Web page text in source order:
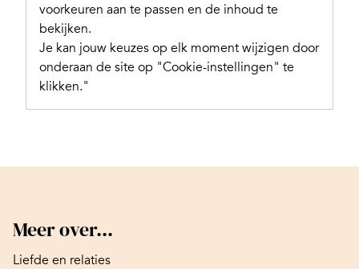
voorkeuren aan te passen en de inhoud te
bekijken.
Je kan jouw keuzes op elk moment wijzigen door
onderaan de site op "Cookie-instellingen" te
klikken."
Meer over...
Liefde en relaties